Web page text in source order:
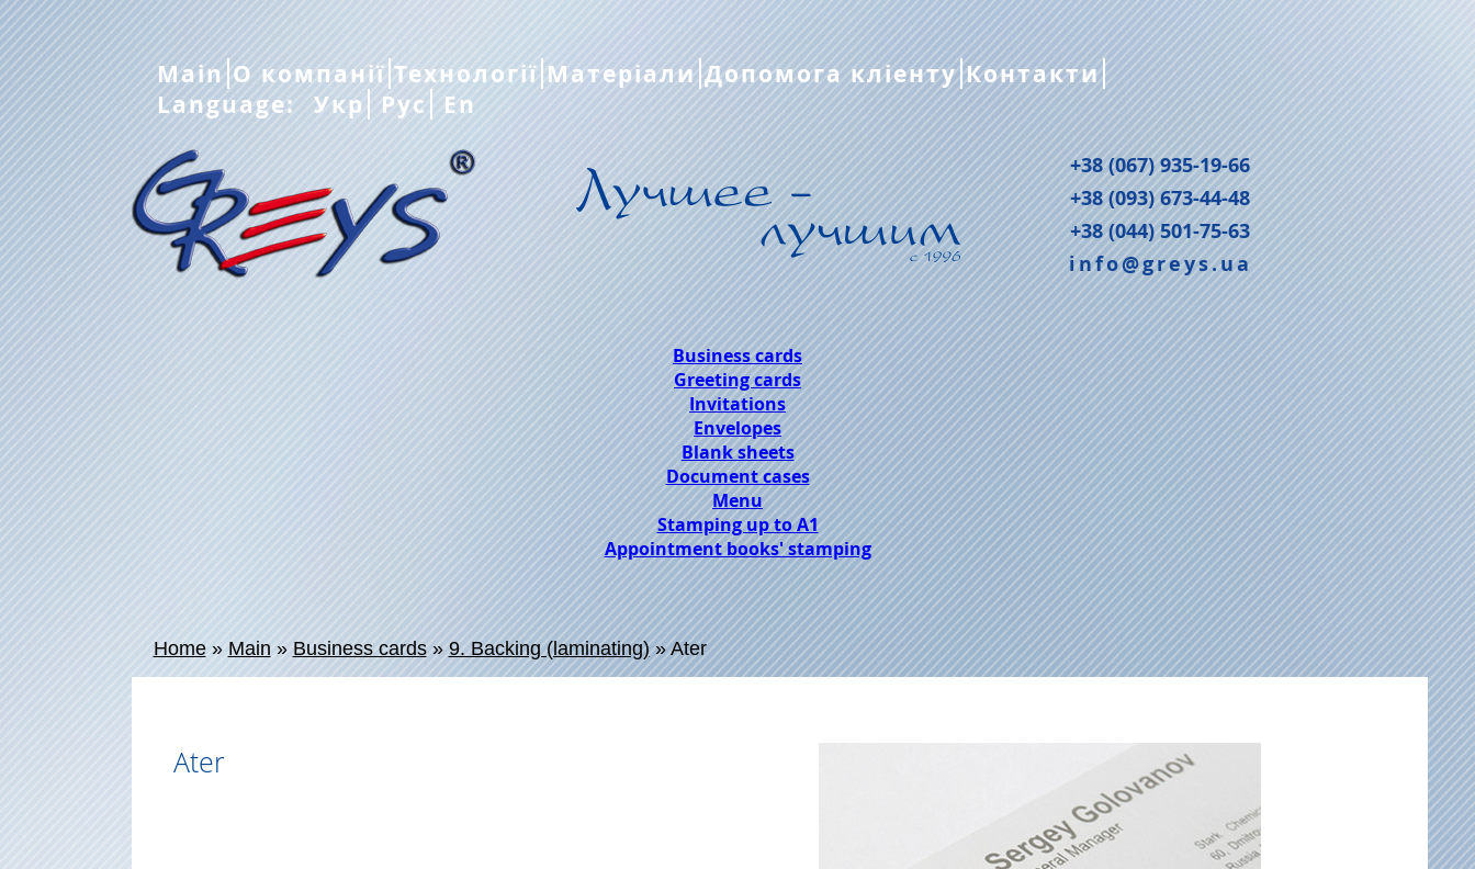
Main О компанії Технології Матеріали Допомога кліенту Контакти
Language: Укр Рус En
+38 (067) 935-19-66
+38 (093) 673-44-48
+38 (044) 501-75-63
info@greys.ua
Business cards
Greeting cards
Invitations
Envelopes
Blank sheets
Document cases
Menu
Stamping up to A1
Appointment books' stamping
Home» Main » Business cards» 9. Backing (laminating)»Ater
Ater